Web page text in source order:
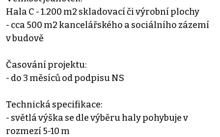
Hala C - 1.200 m2 skladovací či výrobní plochy
- cca 500 m2 kancelářského a sociálního zázemí
v budově
Časování projektu:
- do 3 měsíců od podpisu NS
Technická specifikace:
- světlá výška se dle výběru haly pohybuje v
rozmezí 5-10 m